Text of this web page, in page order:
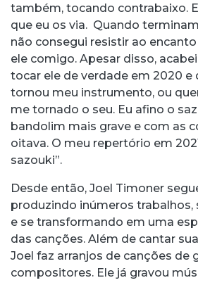
também, tocando contrabaixo.
que eu os via. Quando
não consegui resistir ao
ele comigo. Apesar disso,
tocar ele de verdade em 2020 e
tornou meu instrumento, ou
me tornado o seu. Eu afino o
bandolim mais grave e com as
oitava. O meu repertório em
sazouki”.
Desde então, Joel Timoner
produzindo inúmeros trabalhos,
e se transformando em uma
das canções. Além de cantar
Joel faz arranjos de canções de
compositores. Ele já gravou